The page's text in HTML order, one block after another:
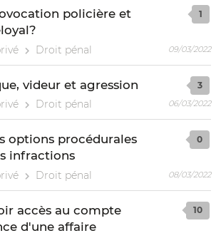
policière et
Droit pénal
1
09/03/2022
videur et agression
Droit pénal
3
06/03/2022
options procédurales
infractions
Droit pénal
0
08/03/2022
accès au compte
d'une affaire
10